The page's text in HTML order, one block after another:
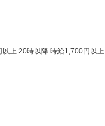
上 20時以降 時給1,700円以上